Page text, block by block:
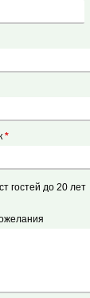
*
гостей до 20 лет